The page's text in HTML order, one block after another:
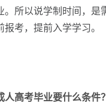
。所以说学制时间，
考，提前入学学习。
高考毕业要什么条件？